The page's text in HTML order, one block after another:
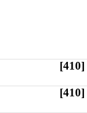
[410]
[410]